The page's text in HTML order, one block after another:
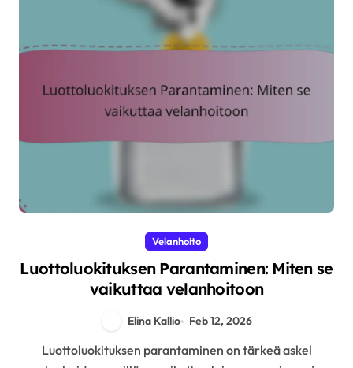
Velanhoito
Luottoluokituksen Parantaminen: Miten se
vaikuttaa velanhoitoon
Elina Kallio Feb 12, 2026
Luottoluokituksen parantaminen on tärkeä askel